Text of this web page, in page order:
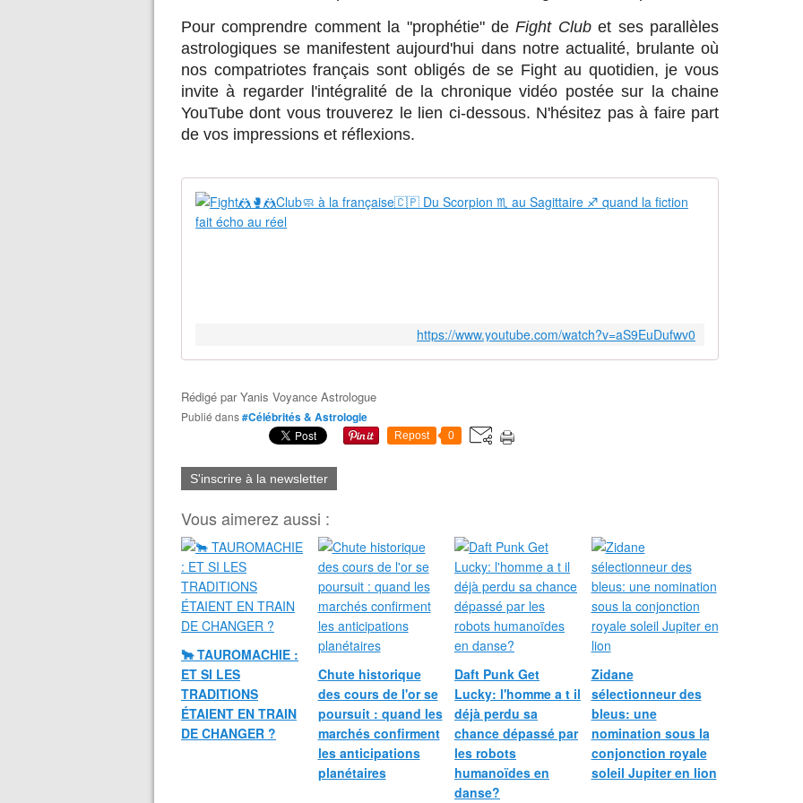
Pour comprendre comment la "prophétie" deFight Clubet ses parallèles
astrologiques se manifestent aujourd'hui dans notre actualité, brulante où
nos compatriotes français sont obligés de se Fight au quotidien, je vous
invite à regarder l'intégralité de la chronique vidéo postée sur la chaine
YouTube dont vous trouverez le lien ci-dessous. N'hésitez pas à faire part
de vos impressions et réflexions.
d
n
https://www.youtube.com/watch?v=aS9EuDufwv0
Rédigé parYanis Voyance Astrologue
Publié dans#Célébrités & Astrologie
Repost 0
S'inscrire à la newsletter
Vous aimerez aussi :
🐂 TAUROMACHIE :
ET SI LES
TRADITIONS
ÉTAIENT EN TRAIN
DE CHANGER ?
Chute historique
des cours de l'or se
poursuit : quand les
marchés confirment
les anticipations
planétaires
Daft Punk Get
Lucky: l'homme a t il
déjà perdu sa
chance dépassé par
les robots
humanoïdes en
danse?
Zidane
sélectionneur des
bleus: une
nomination sous la
conjonction royale
soleil Jupiter en lion